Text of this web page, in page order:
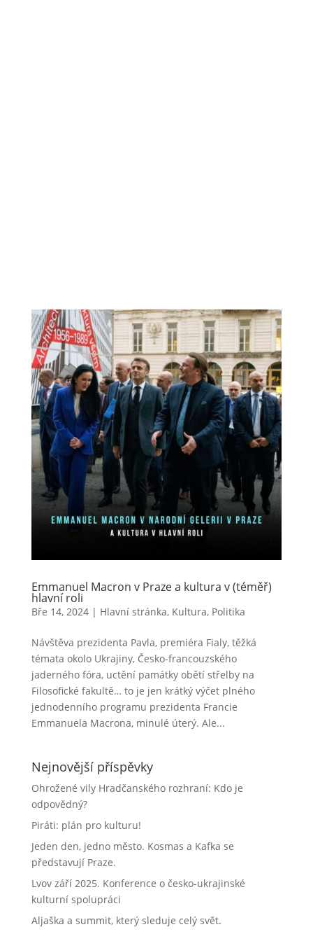
Emmanuel Macron v Praze a kultura v (téměř)
hlavní roli
Bře 14, 2024| Hlavní stránka, Kultura, Politika
Návštěva prezidenta Pavla, premiéra Fialy, těžká
témata okolo Ukrajiny, Česko-francouzského
jaderného fóra, uctění památky obětí střelby na
Filosofické fakultě… to je jen krátký výčet plného
jednodenního programu prezidenta Francie
Emmanuela Macrona, minulé úterý. Ale...
Nejnovější příspěvky
Ohrožené vily Hradčanského rozhraní: Kdo je
odpovědný?
Piráti: plán pro kulturu!
Jeden den, jedno město. Kosmas a Kafka se
představují Praze.
Lvov září 2025. Konference o česko-ukrajinské
kulturní spolupráci
Aljaška a summit, který sleduje celý svět.